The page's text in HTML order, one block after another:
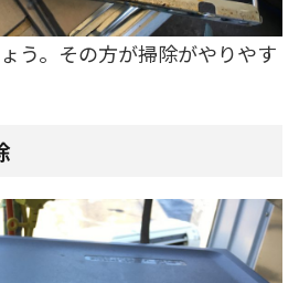
う。その方が掃除がやりやす